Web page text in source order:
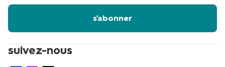
suivez-nous
s'abonner